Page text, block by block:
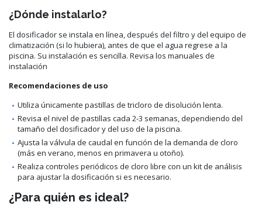
¿Dónde instalarlo?
El dosificador se instala en línea, después del filtro y del equipo de
climatización (si lo hubiera), antes de que el agua regrese a la
piscina. Su instalación es sencilla. Revisa los manuales de
instalación
Recomendaciones de uso
Utiliza únicamente pastillas de tricloro de disolución lenta.
Revisa el nivel de pastillas cada 2-3 semanas, dependiendo del
tamaño del dosificador y del uso de la piscina.
Ajusta la válvula de caudal en función de la demanda de cloro
(más en verano, menos en primavera u otoño).
Realiza controles periódicos de cloro libre con un kit de análisis
para ajustar la dosificación si es necesario.
¿Para quién es ideal?